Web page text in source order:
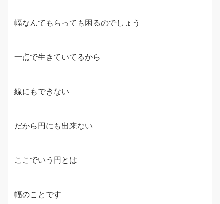
幅なんてもらっても困るのでしょう
一点で生きていてるから
線にもできない
だから円にも出来ない
ここでいう円とは
幅のことです